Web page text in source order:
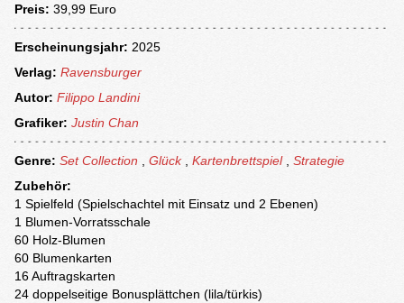
Preis: 39,99 Euro
Erscheinungsjahr: 2025
Verlag: Ravensburger
Autor: Filippo Landini
Grafiker: Justin Chan
Genre: Set Collection , Glück , Kartenbrettspiel , Strategie
Zubehör:
1 Spielfeld (Spielschachtel mit Einsatz und 2 Ebenen)
1 Blumen-Vorratsschale
60 Holz-Blumen
60 Blumenkarten
16 Auftragskarten
24 doppelseitige Bonusplättchen (lila/türkis)